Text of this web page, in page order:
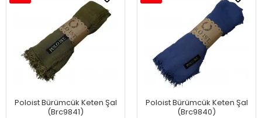
Poloist Bürümcük Keten Şal
(Brc9841)
Poloist Bürümcük Keten Şal
(Brc9840)